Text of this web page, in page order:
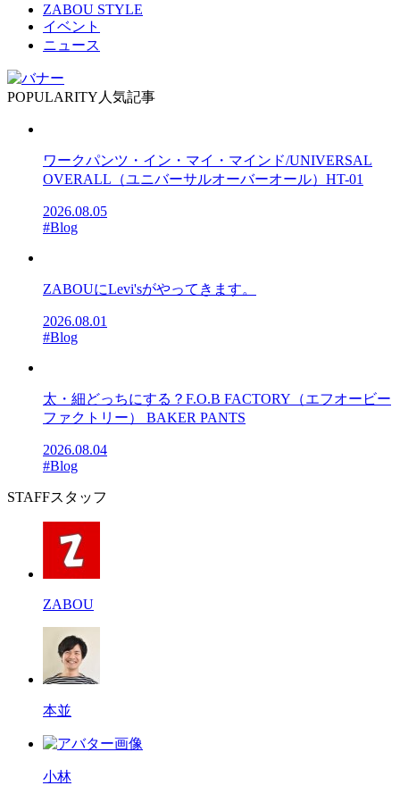
ZABOU STYLE
イベント
ニュース
POPULARITY 人気記事
ワークパンツ・イン・マイ・マインド/UNIVERSAL
OVERALL（ユニバーサルオーバーオール）HT-01
2026.08.05
#Blog
ZABOUにLevi'sがやってきます。
2026.08.01
#Blog
太・細どっちにする？F.O.B FACTORY（エフオービー
ファクトリー） BAKER PANTS
2026.08.04
#Blog
STAFFスタッフ
ZABOU
本並
小林